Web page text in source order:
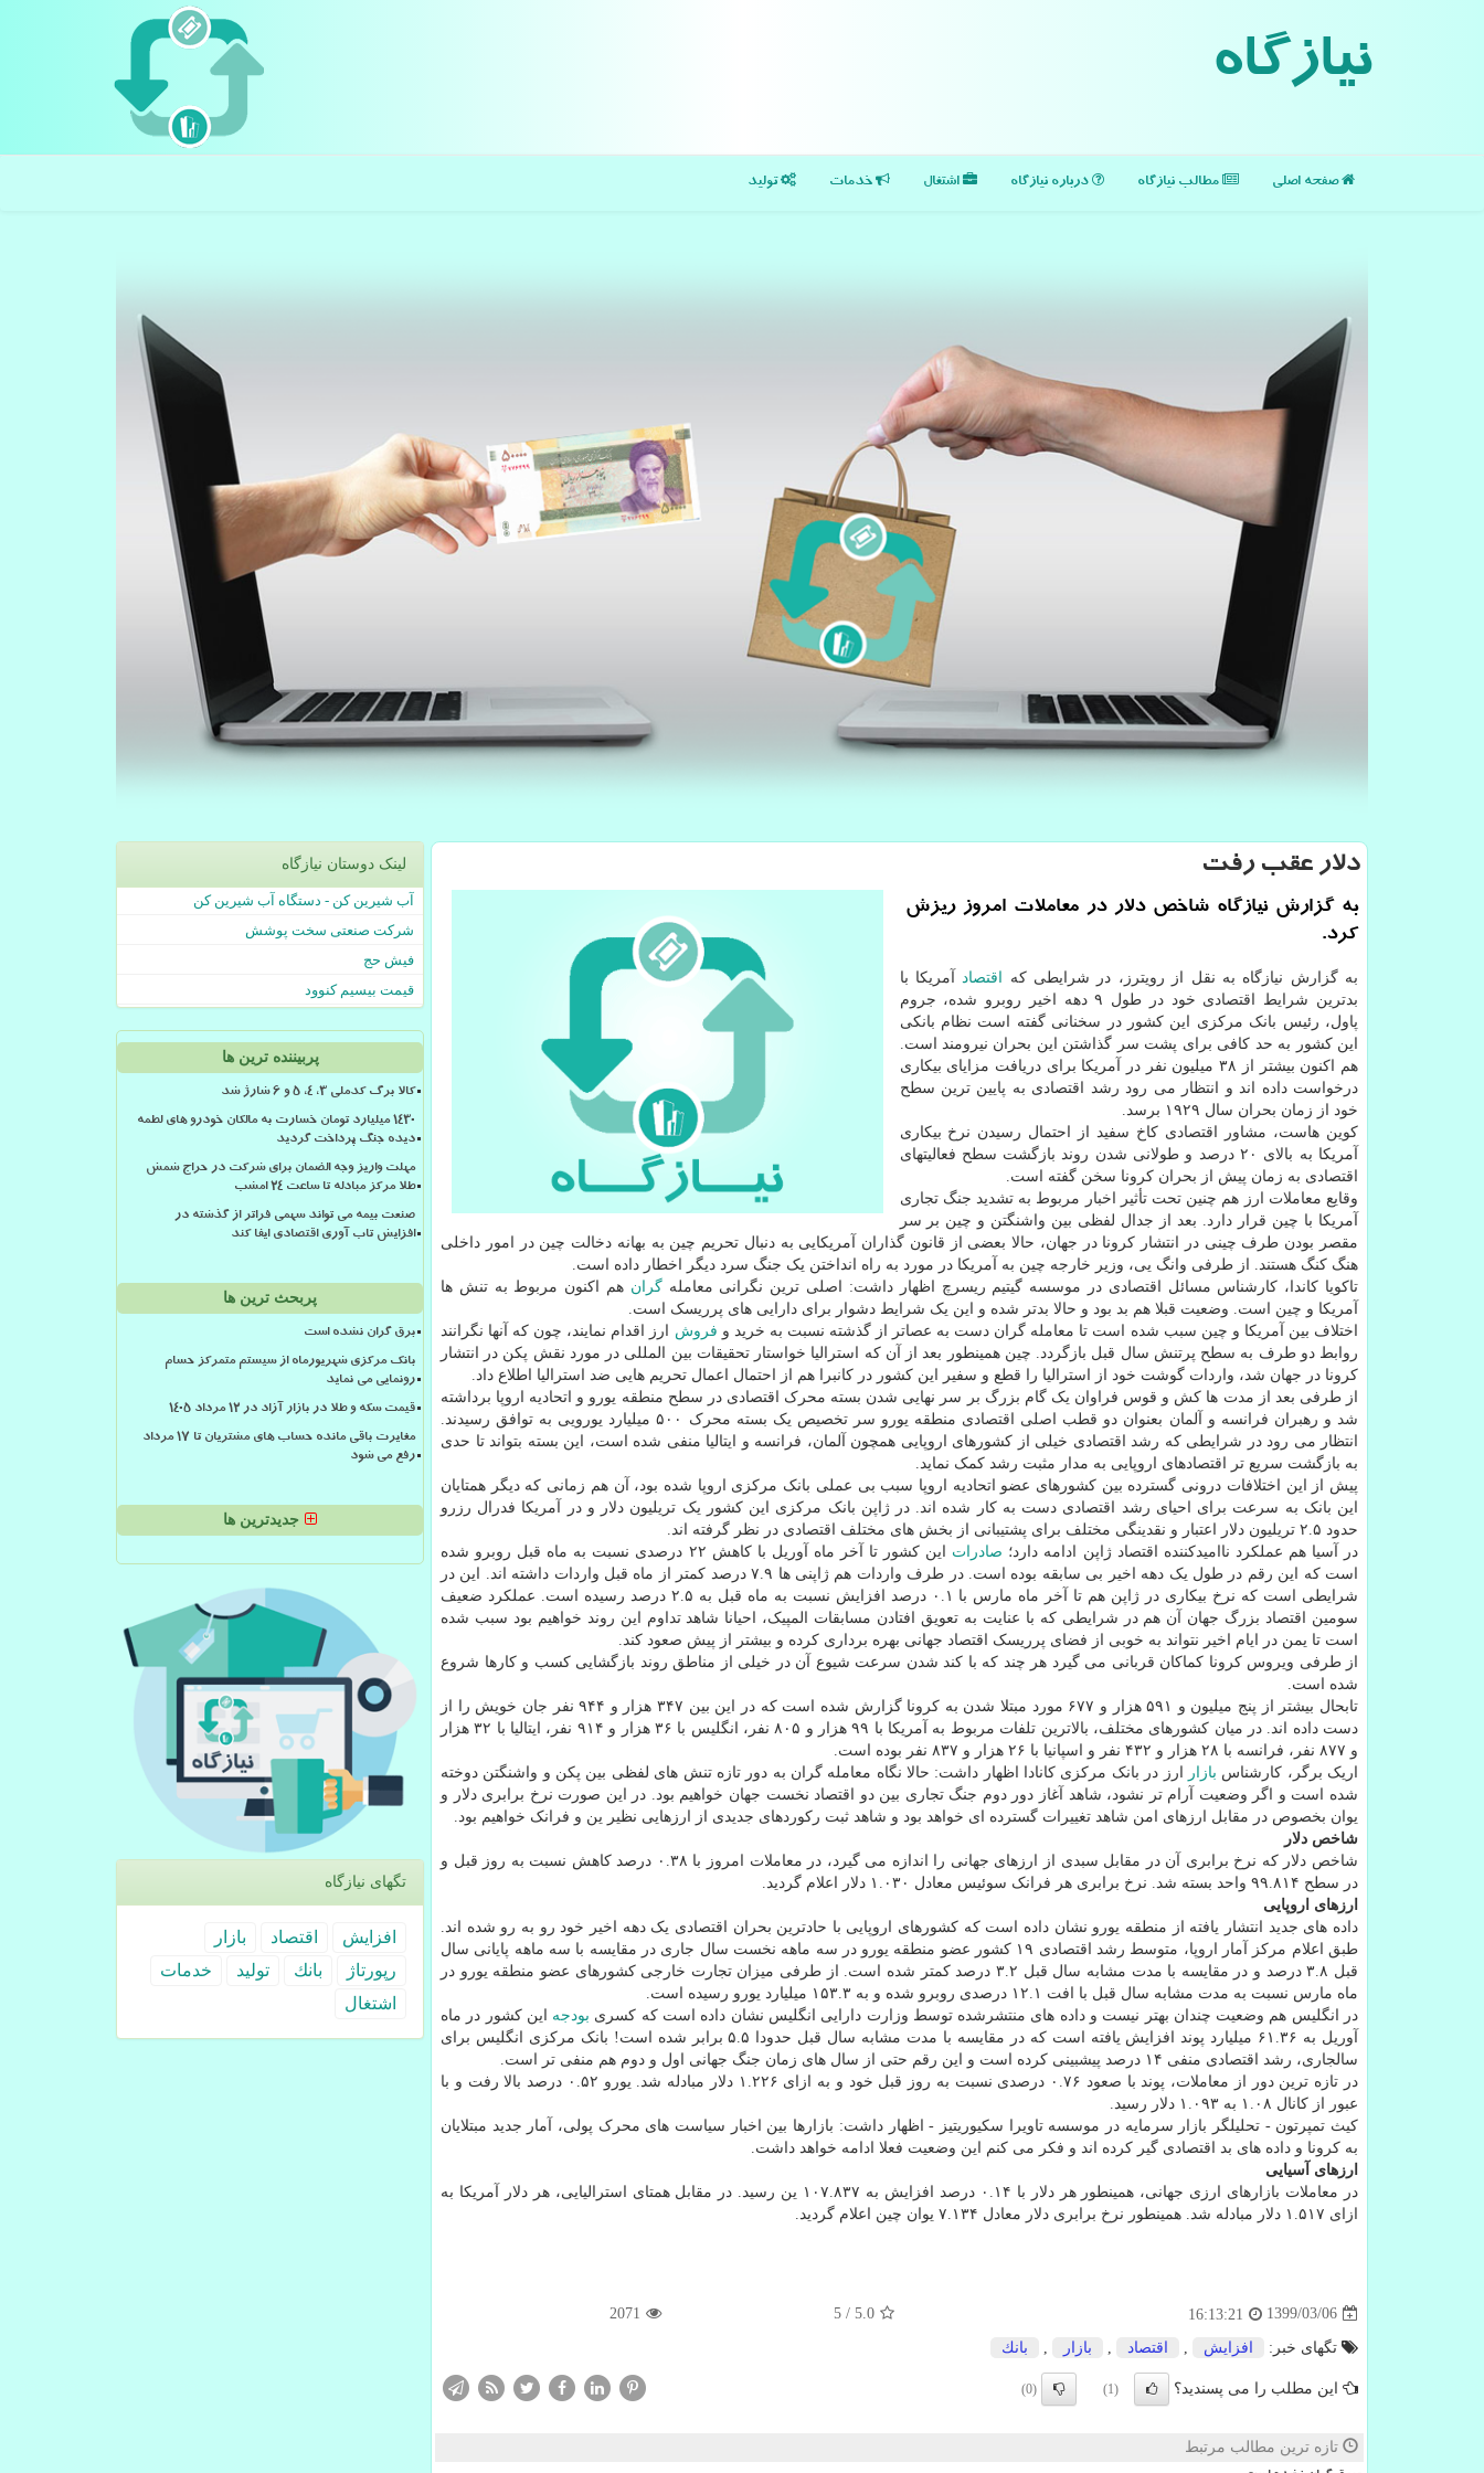
نیازگاه
صفحه اصلی مطالب نیازگاه درباره نیازگاه اشتغال خدمات تولید
دلار عقب رفت
به گزارش نیازگاه شاخص دلار در معاملات امروز ریزش
كرد.
به گزارش نیازگاه به نقل از رویترز، در شرایطی که اقتصادآمریکا با
بدترین شرایط اقتصادی خود در طول ۹ دهه اخیر روبرو شده، جروم
پاول، رئیس بانک مرکزی این کشور در سخنانی گفته است نظام بانکی
این کشور به حد کافی برای پشت سر گذاشتن این بحران نیرومند است.
هم اکنون بیشتر از ۳۸ میلیون نفر در آمریکا برای دریافت مزایای بیکاری
درخواست داده اند و انتظار می رود رشد اقتصادی به پایین ترین سطح
خود از زمان بحران سال ۱۹۲۹ برسد.
کوین هاست، مشاور اقتصادی کاخ سفید از احتمال رسیدن نرخ بیکاری
آمریکا به بالای ۲۰ درصد و طولانی شدن روند بازگشت سطح فعالیتهای
اقتصادی به زمان پیش از بحران کرونا سخن گفته است.
وقایع معاملات ارز هم چنین تحت تأثیر اخبار مربوط به تشدید جنگ تجاری
آمریکا با چین قرار دارد. بعد از جدال لفظی بین واشنگتن و چین بر سر
مقصر بودن طرف چینی در انتشار کرونا در جهان، حالا بعضی از قانون گذاران آمریکایی به دنبال تحریم چین به بهانه دخالت چین در امور داخلی
هنگ کنگ هستند. از طرفی وانگ یی، وزیر خارجه چین به آمریکا در مورد به راه انداختن یک جنگ سرد دیگر اخطار داده است.
تاکویا کاندا، کارشناس مسائل اقتصادی در موسسه گیتیم ریسرچ اظهار داشت: اصلی ترین نگرانی معاملهگران هم اکنون مربوط به تنش ها
آمریکا و چین است. وضعیت قبلا هم بد بود و حالا بدتر شده و این یک شرایط دشوار برای دارایی های پرریسک است.
اختلاف بین آمریکا و چین سبب شده است تا معامله گران دست به عصاتر از گذشته نسبت به خرید و فروش ارز اقدام نمایند، چون که آنها نگرانند
روابط دو طرف به سطح پرتنش سال قبل بازگردد. چین همینطور بعد از آن که استرالیا خواستار تحقیقات بین المللی در مورد نقش پکن در انتشار
کرونا در جهان شد، واردات گوشت خود از استرالیا را قطع و سفیر این کشور در کانبرا هم از احتمال اعمال تحریم هایی ضد استرالیا اطلاع داد.
از طرفی بعد از مدت ها کش و قوس فراوان یک گام بزرگ بر سر نهایی شدن بسته محرک اقتصادی در سطح منطقه یورو و اتحادیه اروپا برداشته
شد و رهبران فرانسه و آلمان بعنوان دو قطب اصلی اقتصادی منطقه یورو سر تخصیص یک بسته محرک ۵۰۰ میلیارد یورویی به توافق رسیدند.
انتظار می رود در شرایطی که رشد اقتصادی خیلی از کشورهای اروپایی همچون آلمان، فرانسه و ایتالیا منفی شده است، این بسته بتواند تا حدی
به بازگشت سریع تر اقتصادهای اروپایی به مدار مثبت رشد کمک نماید.
پیش از این اختلافات درونی گسترده بین کشورهای عضو اتحادیه اروپا سبب بی عملی بانک مرکزی اروپا شده بود، آن هم زمانی که دیگر همتایان
این بانک به سرعت برای احیای رشد اقتصادی دست به کار شده اند. در ژاپن بانک مرکزی این کشور یک تریلیون دلار و در آمریکا فدرال رزرو
حدود ۲.۵ تریلیون دلار اعتبار و نقدینگی مختلف برای پشتیبانی از بخش های مختلف اقتصادی در نظر گرفته اند.
در آسیا هم عملکرد ناامیدکننده اقتصاد ژاپن ادامه دارد؛ صادرات
این کشور تا آخر ماه آوریل با کاهش ۲۲ درصدی نسبت به ماه قبل روبرو شده
است که این رقم در طول یک دهه اخیر بی سابقه بوده است. در طرف واردات هم ژاپنی ها ۷.۹ درصد کمتر از ماه قبل واردات داشته اند. این در
شرایطی است که نرخ بیکاری در ژاپن هم تا آخر ماه مارس با ۰.۱ درصد افزایش نسبت به ماه قبل به ۲.۵ درصد رسیده است. عملکرد ضعیف
سومین اقتصاد بزرگ جهان آن هم در شرایطی که با عنایت به تعویق افتادن مسابقات المپیک، احیانا شاهد تداوم این روند خواهیم بود سبب شده
است تا یمن در ایام اخیر نتواند به خوبی از فضای پرریسک اقتصاد جهانی بهره برداری کرده و بیشتر از پیش صعود کند.
از طرفی ویروس کرونا کماکان قربانی می گیرد هر چند که با کند شدن سرعت شیوع آن در خیلی از مناطق روند بازگشایی کسب و کارها شروع
شده است.
تابحال بیشتر از پنج میلیون و ۵۹۱ هزار و ۶۷۷ مورد مبتلا شدن به کرونا گزارش شده است که در این بین ۳۴۷ هزار و ۹۴۴ نفر جان خویش را از
دست داده اند. در میان کشورهای مختلف، بالاترین تلفات مربوط به آمریکا با ۹۹ هزار و ۸۰۵ نفر، انگلیس با ۳۶ هزار و ۹۱۴ نفر، ایتالیا با ۳۲ هزار
و ۸۷۷ نفر، فرانسه با ۲۸ هزار و ۴۳۲ نفر و اسپانیا با ۲۶ هزار و ۸۳۷ نفر بوده است.
اریک برگر، کارشناس بازار
ارز در بانک مرکزی کانادا اظهار داشت: حالا نگاه معامله گران به دور تازه تنش های لفظی بین پکن و واشنگتن دوخته
شده است و اگر وضعیت آرام تر نشود، شاهد آغاز دور دوم جنگ تجاری بین دو اقتصاد نخست جهان خواهیم بود. در این صورت نرخ برابری دلار و
یوان بخصوص در مقابل ارزهای امن شاهد تغییرات گسترده ای خواهد بود و شاهد ثبت رکوردهای جدیدی از ارزهایی نظیر ین و فرانک خواهیم بود.
شاخص دلار
شاخص دلار که نرخ برابری آن در مقابل سبدی از ارزهای جهانی را اندازه می گیرد، در معاملات امروز با ۰.۳۸ درصد کاهش نسبت به روز قبل و
در سطح ۹۹.۸۱۴ واحد بسته شد. نرخ برابری هر فرانک سوئیس معادل ۱.۰۳۰ دلار اعلام گردید.
ارزهای اروپایی
داده های جدید انتشار یافته از منطقه یورو نشان داده است که کشورهای اروپایی با حادترین بحران اقتصادی یک دهه اخیر خود رو به رو شده اند.
طبق اعلام مرکز آمار اروپا، متوسط رشد اقتصادی ۱۹ کشور عضو منطقه یورو در سه ماهه نخست سال جاری در مقایسه با سه ماهه پایانی سال
قبل ۳.۸ درصد و در مقایسه با مدت مشابه سال قبل ۳.۲ درصد کمتر شده است. از طرفی میزان تجارت خارجی کشورهای عضو منطقه یورو در
ماه مارس نسبت به مدت مشابه سال قبل با افت ۱۲.۱ درصدی روبرو شده و به ۱۵۳.۳ میلیارد یورو رسیده است.
در انگلیس هم وضعیت چندان بهتر نیست و داده های منتشرشده توسط وزارت دارایی انگلیس نشان داده است که کسری بودجه این کشور در ماه
آوریل به ۶۱.۳۶ میلیارد پوند افزایش یافته است که در مقایسه با مدت مشابه سال قبل حدودا ۵.۵ برابر شده است! بانک مرکزی انگلیس برای
سالجاری، رشد اقتصادی منفی ۱۴ درصد پیشبینی کرده است و این رقم حتی از سال های زمان جنگ جهانی اول و دوم هم منفی تر است.
در تازه ترین دور از معاملات، پوند با صعود ۰.۷۶ درصدی نسبت به روز قبل خود و به ازای ۱.۲۲۶ دلار مبادله شد. یورو ۰.۵۲ درصد بالا رفت و با
عبور از کانال ۱.۰۸ به ۱.۰۹۳ دلار رسید.
کیث تمپرتون - تحلیلگر بازار سرمایه در موسسه تاویرا سکیوریتیز - اظهار داشت: بازارها بین اخبار سیاست های محرک پولی، آمار جدید مبتلایان
به کرونا و داده های بد اقتصادی گیر کرده اند و فکر می کنم این وضعیت فعلا ادامه خواهد داشت.
ارزهای آسیایی
در معاملات بازارهای ارزی جهانی، همینطور هر دلار با ۰.۱۴ درصد افزایش به ۱۰۷.۸۳۷ ین رسید. در مقابل همتای استرالیایی، هر دلار آمریکا به
ازای ۱.۵۱۷ دلار مبادله شد. همینطور نرخ برابری دلار معادل ۷.۱۳۴ یوان چین اعلام گردید.
1399/03/06
16:13:21
5.0
/
5
2071
تگهای خبر: افزایش اقتصاد بازار بانك
این مطلب را می پسندید؟ (1)
(0)
تازه ترین مطالب مرتبط
لینک دوستان نیازگاه
آب شیرین کن - دستگاه آب شیرین کن
شرکت صنعتی سخت پوشش
فیش حج
قیمت بیسیم کنوود
پربیننده ترین ها
کالا برگ کدملی 3، 4، 5 و 6 شارژ شد
۱۴۳۰ میلیارد تومان خسارت به مالکان خودرو های لطمه
دیده جنگ پرداخت گردید
مهلت واریز وجه الضمان برای شرکت در حراج شمش
طلا مرکز مبادله تا ساعت ۲۴ امشب
صنعت بیمه می تواند سهمی فراتر از گذشته در
افزایش تاب آوری اقتصادی ایفا کند
پربحث ترین ها
برق گران نشده است
بانک مرکزی شهریورماه از سیستم متمرکز حسام
رونمایی می نماید
قیمت سکه و طلا در بازار آزاد در ۱۲ مرداد ۱۴۰۵
مغایرت باقی مانده حساب های مشتریان تا 17 مرداد
رفع می شود
جدیدترین ها
تگهای نیازگاه
افزایش اقتصاد
بازار
رپورتاژ
بانك تولید
خدمات
اشتغال